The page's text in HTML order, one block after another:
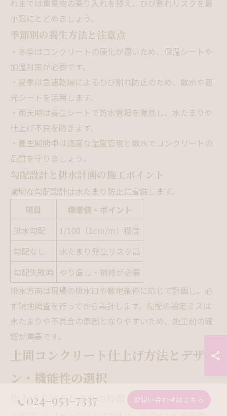
れまでは重量物の乗り入れを控え、ひび割れリスクを最
小限にとどめましょう。
季節別の養生方法と注意点
・冬季はコンクリートの硬化が遅いため、保温シートや
加温対策が必要です。
・夏季は急速乾燥によるひび割れ防止のため、散水や遮
光シートを活用します。
・雨天時は養生シートで防水管理を徹底し、水たまりや
仕上げ不良を防ぎます。
・養生期間中は適度な湿度管理と散水でコンクリートの
品質を守りましょう。
勾配設計と排水計画の施工ポイント
適切な勾配設計は水たまり防止に直結します。
項目
標準値・ポイント
排水勾配
1/100（1cm/m）程度
勾配なし
水たまり発生リスク高
勾配失敗時 やり直し・補修が必要
排水方向は現場の排水口や敷地条件に応じて計画し、必
ず現地調査を行ってから設計します。勾配の設定ミスは
水たまりや不具合の原因となりやすいため、施工前の確
認が重要です。
土間コンクリート仕上げ方法とデザイ
ン・機能性の選択
仕上げ方法それぞれの特徴と選び方
024-953-7337 お問い合わせはこちら